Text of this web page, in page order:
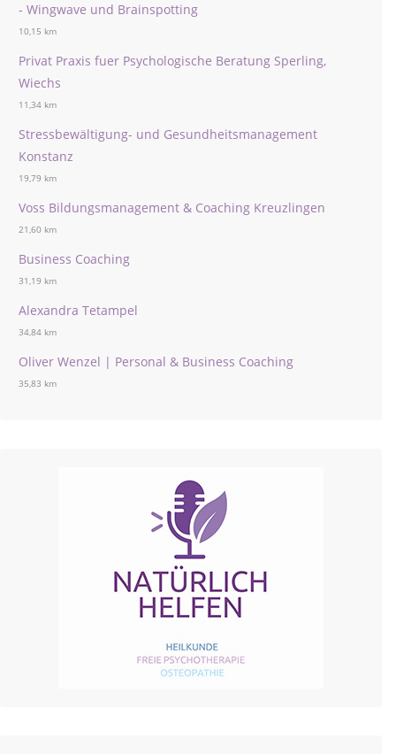
- Wingwave und Brainspotting
10,15 km
Privat Praxis fuer Psychologische Beratung Sperling,
Wiechs
11,34 km
Stressbewältigung- und Gesundheitsmanagement
Konstanz
19,79 km
Voss Bildungsmanagement & Coaching Kreuzlingen
21,60 km
Business Coaching
31,19 km
Alexandra Tetampel
34,84 km
Oliver Wenzel | Personal & Business Coaching
35,83 km